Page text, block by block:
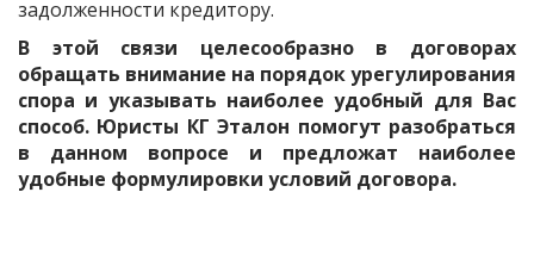
задолженности кредитору.
В этой связи целесообразно в договорах
обращать внимание на порядок урегулирования
спора и указывать наиболее удобный для Вас
способ. Юристы КГ Эталон помогут разобраться
в данном вопросе и предложат наиболее
удобные формулировки условий договора.